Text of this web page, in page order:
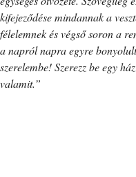
kifejeződése mindannak a
félelemnek és végső soron a
a napról napra egyre
szerelembe! Szerezz be egy
valamit.”